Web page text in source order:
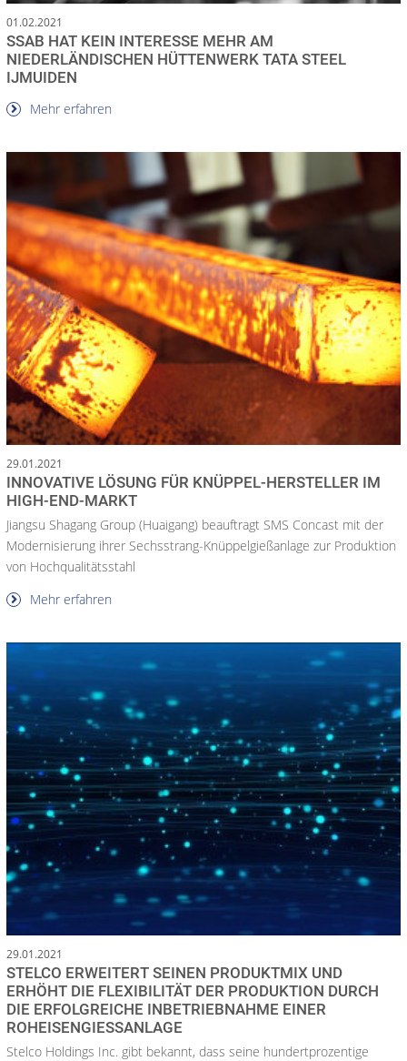
01.02.2021
SSAB HAT KEIN INTERESSE MEHR AM
NIEDERLÄNDISCHEN HÜTTENWERK TATA STEEL
IJMUIDEN
Mehr erfahren
29.01.2021
INNOVATIVE LÖSUNG FÜR KNÜPPEL-HERSTELLER IM
HIGH-END-MARKT
Jiangsu Shagang Group (Huaigang) beauftragt SMS Concast mit der
Modernisierung ihrer Sechsstrang-Knüppelgießanlage zur Produktion
von Hochqualitätsstahl
Mehr erfahren
29.01.2021
STELCO ERWEITERT SEINEN PRODUKTMIX UND
ERHÖHT DIE FLEXIBILITÄT DER PRODUKTION DURCH
DIE ERFOLGREICHE INBETRIEBNAHME EINER
ROHEISENGIESSANLAGE
Stelco Holdings Inc. gibt bekannt, dass seine hundertprozentige